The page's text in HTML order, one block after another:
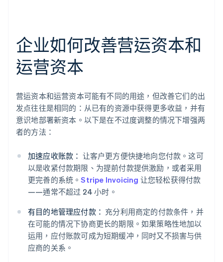
企业如何改善营运资本和
运营资本
营运资本和运营资本可能有不同的用途，但改善它们的出
发点往往是相同的：从已有的资源中获得更多收益，并有
意识地部署新资本。以下是在不过度调整的情况下增强两
者的方法：
加速应收账款： 让客户更方便快捷地向您付款。这可
以是收紧付款期限、为提前付款提供激励，或者采用
更完善的系统。Stripe Invoicing 让您轻松获得付款
——通常不超过 24 小时。
有目的地管理应付款： 充分利用商定的付款条件，并
在可能的情况下协商更长的期限。如果策略性地加以
运用，应付账款可成为短期缓冲，同时又不损害与供
应商的关系。